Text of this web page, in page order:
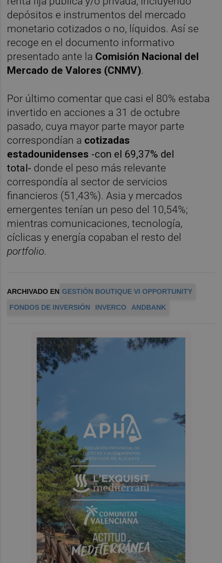
depósitos e instrumentos del mercado
monetario cotizados o no, líquidos. Así se
recoge en el documento informativo
presentado ante la Comisión Nacional del
Mercado de Valores (CNMV).
Por último comentar que casi el 80% estaba
invertido en acciones a 31 de octubre
pasado, cuya mayor parte mayor parte
correspondían a cotizadas
estadounidenses -con el 69,37% del
total- donde el peso más relevante
correspondía al sector de servicios
financieros (51,43%). Asia y mercados
emergentes tenían un peso del 10,54%;
mientras comunicaciones, tecnología,
cíclicas y energía copaban el resto del
portfolio.
ARCHIVADO EN GESTIÓN BOUTIQUE VI OPPORTUNITY
FONDOS DE INVERSIÓN
INVERCO ANDBANK